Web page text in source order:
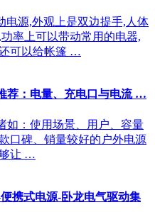
电源,外观上是双边提手,人体
率上可以带动常用的电器,
可以给帐篷 …
荐：电量、充电口与电流 …
如：使用场景、用户、容量
口碑、销量较好的户外电源
让 …
携式电源-卧龙电气驱动集